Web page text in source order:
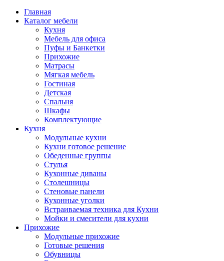
Главная
Каталог мебели
Кухня
Мебель для офиса
Пуфы и Банкетки
Прихожие
Матрасы
Мягкая мебель
Гостиная
Детская
Спальня
Шкафы
Комплектующие
Кухня
Модульные кухни
Кухни готовое решение
Обеденные группы
Стулья
Кухонные диваны
Столешницы
Стеновые панели
Кухонные уголки
Встраиваемая техника для Кухни
Мойки и смесители для кухни
Прихожие
Модульные прихожие
Готовые решения
Обувницы